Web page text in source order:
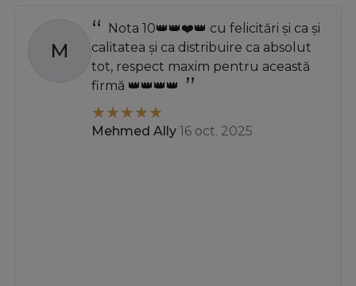
M
Nota 10👑👑❤️👑 cu felicitări și ca și
calitatea și ca distribuire ca absolut
tot, respect maxim pentru această
firmă 👑👑👑👑
Mehmed Ally 16 oct. 2025